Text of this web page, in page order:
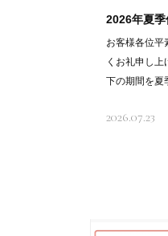
2026年夏
お客様各位平
くお礼申し
下の期間を夏
2026.07.23